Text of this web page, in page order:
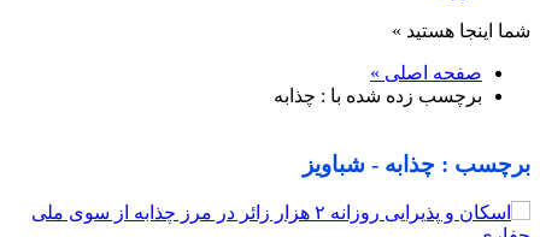
شما اینجا هستید »
صفحه اصلی »
برچسب زده شده با : چذابه
برچسب : چذابه - شباویز